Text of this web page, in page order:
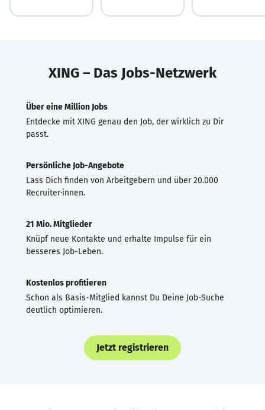
XING – Das Jobs-Netzwerk
Über eine Million Jobs
Entdecke mit XING genau den Job, der wirklich zu Dir
passt.
Persönliche Job-Angebote
Lass Dich finden von Arbeitgebern und über 20.000
Recruiter·innen.
21 Mio. Mitglieder
Knüpf neue Kontakte und erhalte Impulse für ein
besseres Job-Leben.
Kostenlos profitieren
Schon als Basis-Mitglied kannst Du Deine Job-Suche
deutlich optimieren.
Jetzt registrieren